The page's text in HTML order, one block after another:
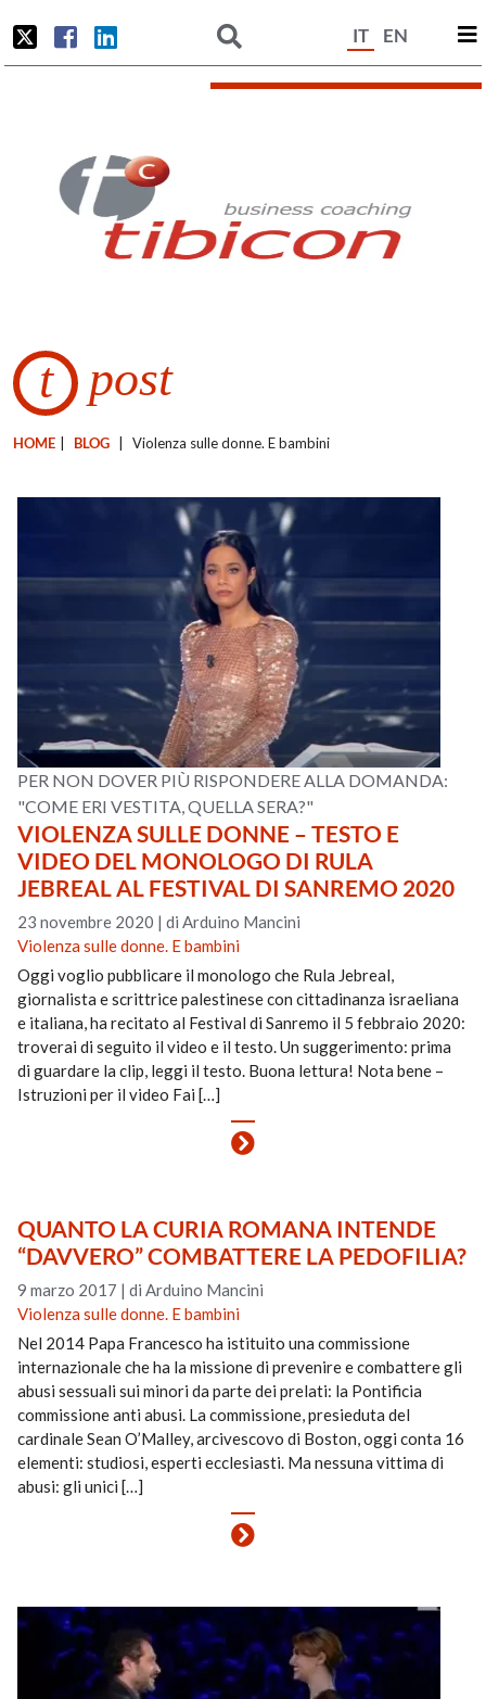
IT EN
t post
HOME BLOG Violenza sulle donne. E bambini
PER NON DOVER PIÙ RISPONDERE ALLA DOMANDA:
"COME ERI VESTITA, QUELLA SERA?"
VIOLENZA SULLE DONNE – TESTO E
VIDEO DEL MONOLOGO DI RULA
JEBREAL AL FESTIVAL DI SANREMO 2020
23 novembre 2020 |di Arduino Mancini
Violenza sulle donne. E bambini
Oggi voglio pubblicare il monologo che Rula Jebreal,
giornalista e scrittrice palestinese con cittadinanza israeliana
e italiana, ha recitato al Festival di Sanremo il 5 febbraio 2020:
troverai di seguito il video e il testo. Un suggerimento: prima
di guardare la clip, leggi il testo. Buona lettura! Nota bene –
Istruzioni per il video Fai […]
QUANTO LA CURIA ROMANA INTENDE
“DAVVERO” COMBATTERE LA PEDOFILIA?
9 marzo 2017 |di Arduino Mancini
Violenza sulle donne. E bambini
Nel 2014 Papa Francesco ha istituito una commissione
internazionale che ha la missione di prevenire e combattere gli
abusi sessuali sui minori da parte dei prelati: la Pontificia
commissione anti abusi. La commissione, presieduta del
cardinale Sean O’Malley, arcivescovo di Boston, oggi conta 16
elementi: studiosi, esperti ecclesiasti. Ma nessuna vittima di
abusi: gli unici […]